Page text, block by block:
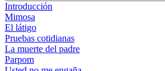
Introducción
Mimosa
El látigo
Pruebas cotidianas
La muerte del padre
Parpom